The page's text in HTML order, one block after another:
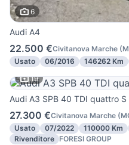
6
Audi A4
22.500 €Civitanova Marche (
Usato
06/2016 146262 Km
19
Audi A3 SPB 40 TDI quattro
27.300 €Civitanova Marche (
Usato
07/2022 110000 Km
Rivenditore FORESI GROUP